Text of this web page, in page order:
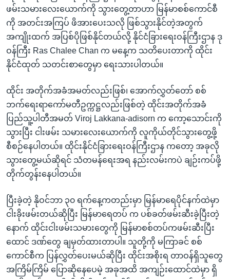
ဖမ်းသမားလေးယောက်ကို သွားတွေ့တာဟာ မြန်မာစစ်ကောင်စီ
ကို အတင်းအကြပ် ဖိအားပေးသလို ဖြစ်သွားနိုင်တဲ့အတွက်
အကျိုးထက် အပြစ်ပိုဖြစ်နိုင်တယ်လို့ နိုင်ငံခြားရေးဝန်ကြီးဌာန ဒု
ဝန်ကြီး Ras Chalee Chan က မနေ့က သတိပေးတာကို ထိုင်း
နိုင်ငံထုတ် သတင်းစာတွေမှာ ရေးသားပါတယ်။
ထိုင်း အတိုက်အခံအမတ်လည်းဖြစ်၊ အောက်လွှတ်တော် စစ်
ဘက်ရေးရာကော်မတီဥက္ကဋ္ဌလည်းဖြစ်တဲ့ ထိုင်းအတိုက်အခံ
ပြည်သူ့ပါတီအမတ် Viroj Lakkana-adisorn က ကော့သောင်းကို
သွားပြီး ငါးဖမ်း သမားလေးယောက်ကို လူကိုယ်တိုင်သွားတွေ့ဖို့
စီစဉ်နေပါတယ်။ ထိုင်းနိုင်ငံခြားရေးဝန်ကြီးဌာန ကတော့ အခုလို
သွားတွေ့မယ်ဆိုရင် သံတမန်ရေးအရ နည်းလမ်းကပဲ ချဉ်းကပ်ဖို့
တိုက်တွန်းနေပါတယ်။
ပြီးခဲ့တဲ့ နိုဝင်ဘာ ၃၀ ရက်နေ့ကတည်းမှာ မြန်မာရေပိုင်နက်ထဲမှာ
ငါးခိုးဖမ်းတယ်ဆိုပြီး မြန်မာရေတပ် က ပစ်ခတ်ဖမ်းဆီးခဲ့ပြီးတဲ့
နောက် ထိုင်းငါးဖမ်းသမားတွေကို မြန်မာစစ်တပ်ကဖမ်းဆီးပြီး
ထောင် ဒဏ်တွေ ချမှတ်ထားတာပါ။ သူတို့ကို မကြာခင် စစ်
ကောင်စီက ပြန်လွှတ်ပေးမယ်ဆိုပြီး ထိုင်းအစိုးရ တာဝန်ရှိသူတွေ
အကြိမ်ကြိမ် ပြောဆိုနေပေမဲ့ အခုအထိ အကျဉ်းထောင်ထဲမှာ ရှိ